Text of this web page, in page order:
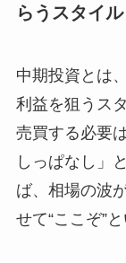
らうスタイル
中期投資とは
利益を狙うス
売買する必要
しっぱなし」
ば、相場の波
せて“ここぞ”